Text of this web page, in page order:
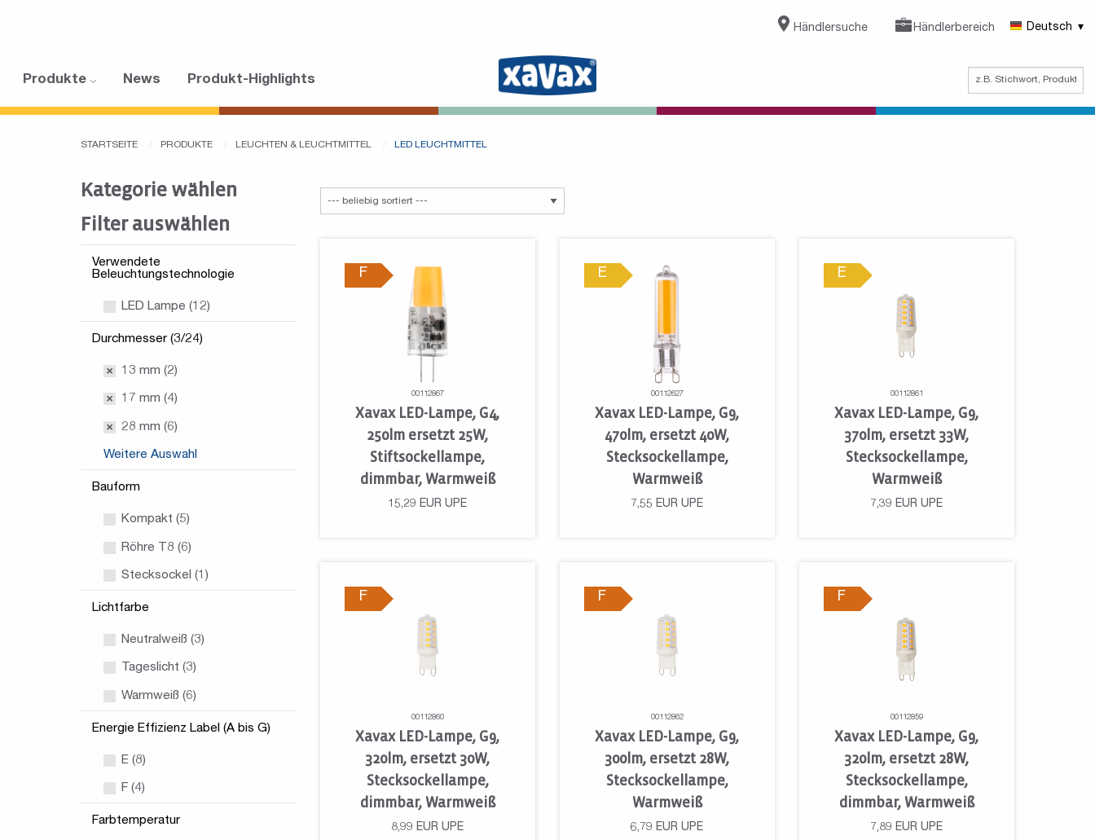
Händlersuche Händlerbereich Deutsch
Produkte News Produkt-Highlights
STARTSEITE PRODUKTE LEUCHTEN & LEUCHTMITTEL LED LEUCHTMITTEL
Kategorie wählen
Filter auswählen
Verwendete
Beleuchtungstechnologie
LED Lampe (12)
Durchmesser (3/24)
13 mm (2)
17 mm (4)
28 mm (6)
Weitere Auswahl
Bauform
Kompakt (5)
Röhre T8 (6)
Stecksockel (1)
Lichtfarbe
Neutralweiß (3)
Tageslicht (3)
Warmweiß (6)
Energie Effizienz Label (A bis G)
E (8)
F (4)
Farbtemperatur
F
00112867
Xavax LED-Lampe, G4,
250lm ersetzt 25W,
Stiftsockellampe,
dimmbar, Warmweiß
15,29 EUR UPE
E
00112627
Xavax LED-Lampe, G9,
470lm, ersetzt 40W,
Stecksockellampe,
Warmweiß
7,55 EUR UPE
E
00112861
Xavax LED-Lampe, G9,
370lm, ersetzt 33W,
Stecksockellampe,
Warmweiß
7,39 EUR UPE
F
00112860
Xavax LED-Lampe, G9,
320lm, ersetzt 30W,
Stecksockellampe,
dimmbar, Warmweiß
8,99 EUR UPE
F
00112862
Xavax LED-Lampe, G9,
300lm, ersetzt 28W,
Stecksockellampe,
Warmweiß
6,79 EUR UPE
F
00112859
Xavax LED-Lampe, G9,
320lm, ersetzt 28W,
Stecksockellampe,
dimmbar, Warmweiß
7,89 EUR UPE